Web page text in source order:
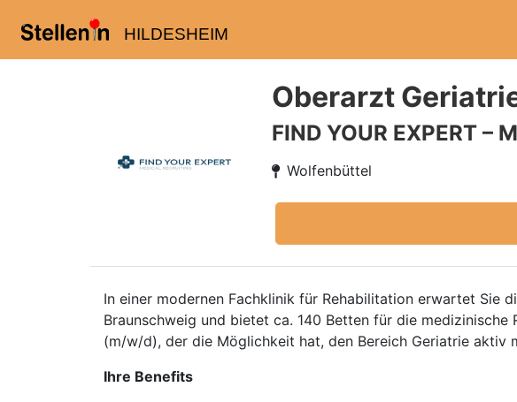
HILDESHEIM
Oberarzt
FIND YOUR EXPERT –
Wolfenbüttel
In einer modernen Fachklinik für Rehabilitation erwartet Sie
Braunschweig und bietet ca. 140 Betten für die
(m/w/d), der die Möglichkeit hat, den Bereich Geriatrie
Ihre Benefits